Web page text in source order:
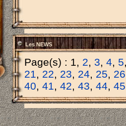
Les NEWS
Page(s) : 1, 2, 3, 4, 5
21, 22, 23, 24, 25, 26
40, 41, 42, 43, 44, 45